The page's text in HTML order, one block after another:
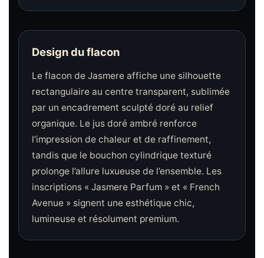
Design du flacon
Le flacon de Jasmere affiche une silhouette
rectangulaire au centre transparent, sublimée
par un encadrement sculpté doré au relief
organique. Le jus doré ambré renforce
l’impression de chaleur et de raffinement,
tandis que le bouchon cylindrique texturé
prolonge l’allure luxueuse de l’ensemble. Les
inscriptions « Jasmere Parfum » et « French
Avenue » signent une esthétique chic,
lumineuse et résolument premium.